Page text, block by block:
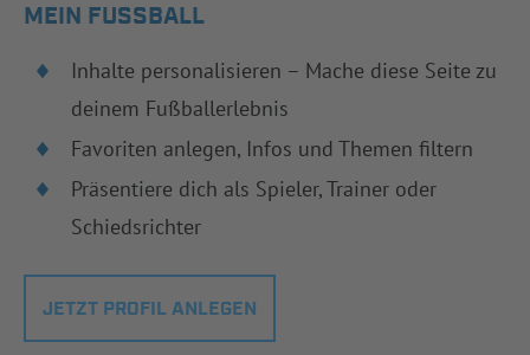
MEIN FUSSBALL
Inhalte personalisieren – Mache diese Seite zu
deinem Fußballerlebnis
Favoriten anlegen, Infos und Themen filtern
Präsentiere dich als Spieler, Trainer oder
Schiedsrichter
JETZT PROFIL ANLEGEN